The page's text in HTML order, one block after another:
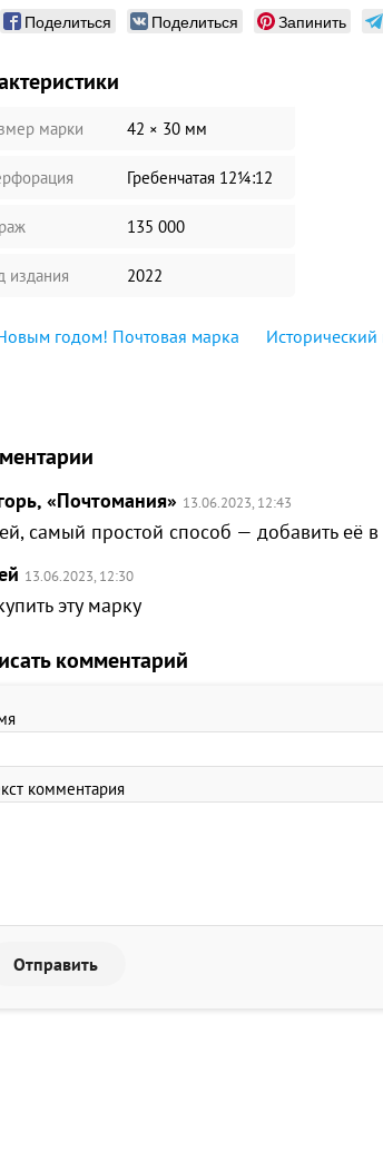
Поделиться Поделиться Запинить
марки 42 × 30 мм
Гребенчатая 12¼:12
135 000
издания 2022
годом! Почтовая марка
«Почтомания» 13.06.2023, 12:43
самый простой способ — добавить её
13.06.2023, 12:30
эту марку
комментарий
комментария